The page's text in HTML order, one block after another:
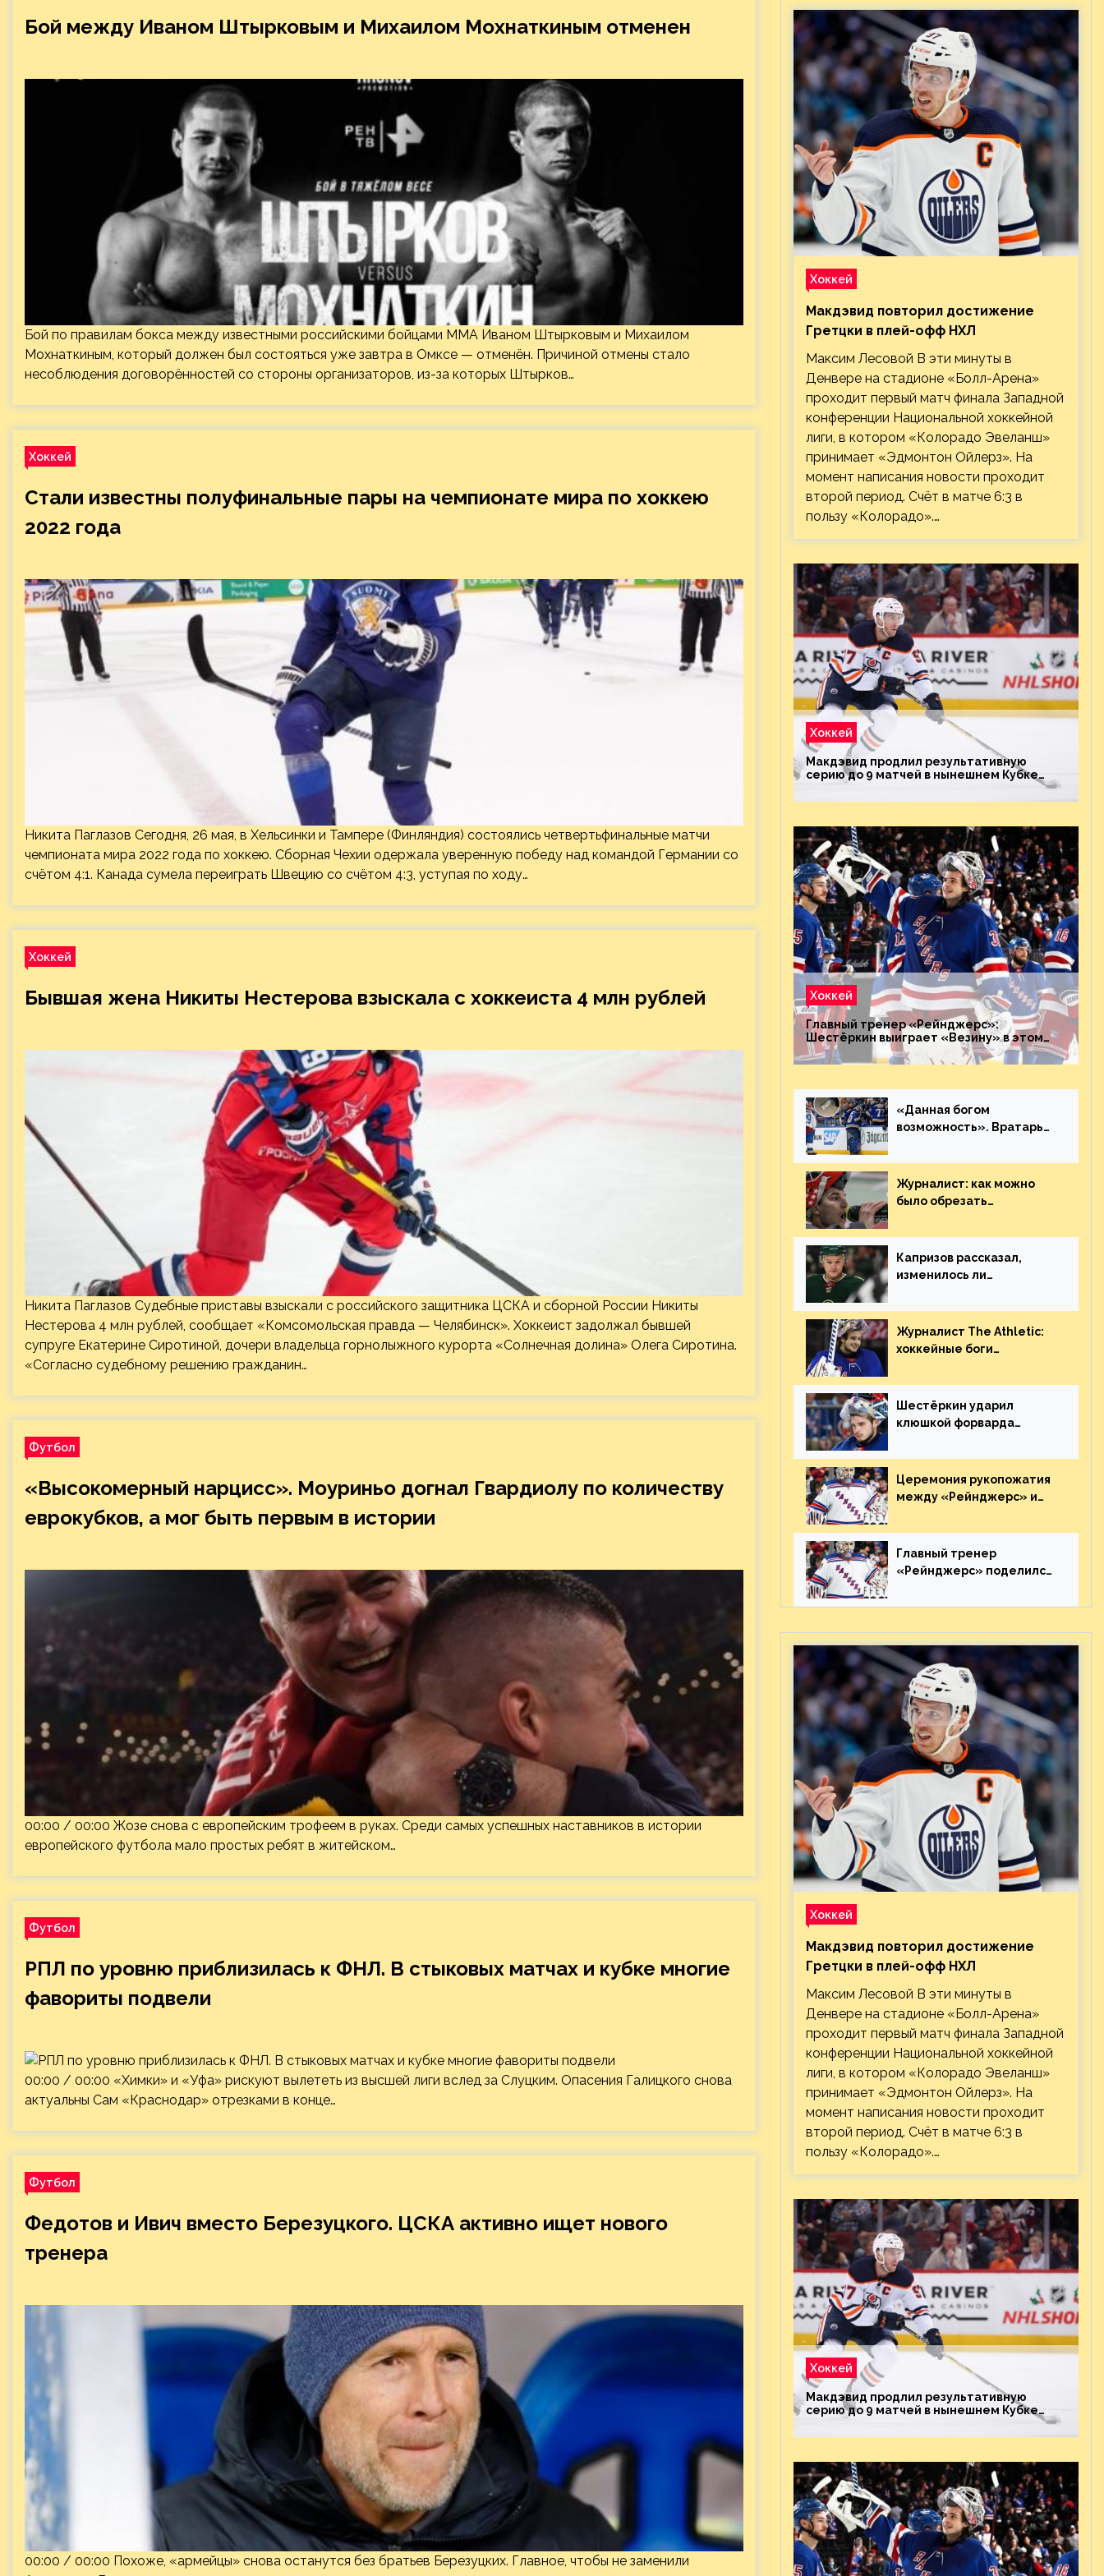
Бой между Иваном Штырковым и Михаилом Мохнаткиным отменен
Бой по правилам бокса между известными российскими бойцами ММА Иваном Штырковым и Михаилом
Мохнаткиным, который должен был состояться уже завтра в Омксе — отменён. Причиной отмены стало
несоблюдения договорённостей со стороны организаторов, из-за которых Штырков…
Хоккей
Стали известны полуфинальные пары на чемпионате мира по хоккею
2022 года
Никита Паглазов Сегодня, 26 мая, в Хельсинки и Тампере (Финляндия) состоялись четвертьфинальные матчи
чемпионата мира 2022 года по хоккею. Сборная Чехии одержала уверенную победу над командой Германии со
счётом 4:1. Канада сумела переиграть Швецию со счётом 4:3, уступая по ходу…
Хоккей
Бывшая жена Никиты Нестерова взыскала с хоккеиста 4 млн рублей
Никита Паглазов Судебные приставы взыскали с российского защитника ЦСКА и сборной России Никиты
Нестерова 4 млн рублей, сообщает «Комсомольская правда — Челябинск». Хоккеист задолжал бывшей
супруге Екатерине Сиротиной, дочери владельца горнолыжного курорта «Солнечная долина» Олега Сиротина.
«Согласно судебному решению гражданин…
Футбол
«Высокомерный нарцисс». Моуриньо догнал Гвардиолу по количеству
еврокубков, а мог быть первым в истории
00:00 / 00:00 Жозе снова с европейским трофеем в руках. Среди самых успешных наставников в истории
европейского футбола мало простых ребят в житейском…
Футбол
РПЛ по уровню приблизилась к ФНЛ. В стыковых матчах и кубке многие
фавориты подвели
00:00 / 00:00 «Химки» и «Уфа» рискуют вылететь из высшей лиги вслед за Слуцким. Опасения Галицкого снова
актуальны Сам «Краснодар» отрезками в конце…
Футбол
Федотов и Ивич вместо Березуцкого. ЦСКА активно ищет нового
тренера
00:00 / 00:00 Похоже, «армейцы» снова останутся без братьев Березуцких. Главное, чтобы не заменили
Хоккей
Макдэвид повторил достижение
Гретцки в плей-офф НХЛ
Максим Лесовой В эти минуты в
Денвере на стадионе «Болл-Арена»
проходит первый матч финала Западной
конференции Национальной хоккейной
лиги, в котором «Колорадо Эвеланш»
принимает «Эдмонтон Ойлерз». На
момент написания новости проходит
второй период. Счёт в матче 6:3 в
пользу «Колорадо».…
Хоккей
Макдэвид продлил результативную
серию до 9 матчей в нынешнем Кубке
Хоккей
Главный тренер «Рейнджерс»:
Шестёркин выиграет «Везину» в этом
году. Он невероятен
«Данная богом
возможность». Вратарь
о броске бутылкой в
Кадри
Журналист: как можно
было обрезать
Деанджело? Плохая
работа, ESPN
Капризов рассказал,
изменилось ли
из-за ситуации на
Украине
Журналист The Athletic:
хоккейные боги
стабильно великолепную
игру
Шестёркин ударил
клюшкой форварда
игравшего на пятаке.
Видео
Церемония рукопожатия
между «Рейнджерс» и
матча плей-офф. Видео
Главный тренер
«Рейнджерс» поделился
предстоящего финала
Хоккей
Макдэвид повторил достижение
Гретцки в плей-офф НХЛ
Максим Лесовой В эти минуты в
Денвере на стадионе «Болл-Арена»
проходит первый матч финала Западной
конференции Национальной хоккейной
лиги, в котором «Колорадо Эвеланш»
принимает «Эдмонтон Ойлерз». На
момент написания новости проходит
второй период. Счёт в матче 6:3 в
пользу «Колорадо».…
Хоккей
Макдэвид продлил результативную
серию до 9 матчей в нынешнем Кубке